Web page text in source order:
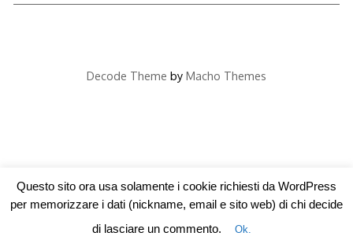
Decode Theme by Macho Themes
Questo sito ora usa solamente i cookie richiesti da WordPress
per memorizzare i dati (nickname, email e sito web) di chi decide
di lasciare un commento.
Ok.